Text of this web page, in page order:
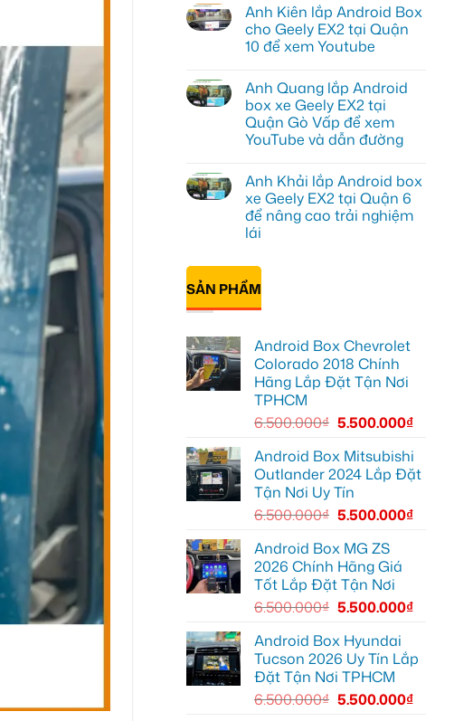
ô
tô
cho
Ford
Thủ
Đức
cần
ánh
sáng
tốt
bình
luận
ở
Anh
Camera
hành
trình
ô
tô
Suzuki
Quận
12
để
ghi
lại
mọi
Anh Kiên lắp Android Box
cho Geely EX2 tại Quận
10 để xem Youtube
bình
luận
ở
Anh
Kiên
lắp
cho
Geely
EX2
tại
Quận
10
xem
Anh Quang lắp Android
box xe Geely EX2 tại
Quận Gò Vấp để xem
YouTube và dẫn đường
bình
luận
ở
Anh
Quang
lắp
box
Geely
EX2
tại
Vấp
xem
YouTube
và
dẫn
đường
Anh Khải lắp Android box
xe Geely EX2 tại Quận 6
để nâng cao trải nghiệm
lái
có
luận
ở
Anh
Android
box
Geely
EX2
Quận
nâng
cao
trải
nghiệm
SẢN PHẨM
Android Box Chevrolet
Colorado 2018 Chính
Hãng Lắp Đặt Tận Nơi
TPHCM
6.500.000₫ 5.500.000₫
Android Box Mitsubishi
Outlander 2024 Lắp Đặt
Tận Nơi Uy Tín
6.500.000₫ 5.500.000₫
Android Box MG ZS
2026 Chính Hãng Giá
Tốt Lắp Đặt Tận Nơi
6.500.000₫ 5.500.000₫
Android Box Hyundai
Tucson 2026 Uy Tín Lắp
Đặt Tận Nơi TPHCM
6.500.000₫ 5.500.000₫